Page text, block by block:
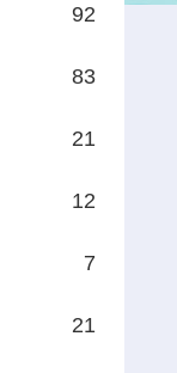
92
83
21
12
7
21